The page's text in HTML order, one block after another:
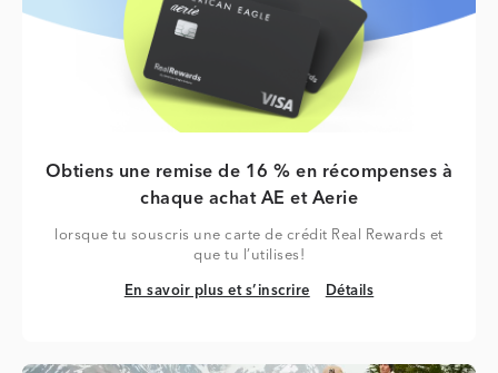
Obtiens une remise de 16 % en récompenses à
chaque achat AE et Aerie
lorsque tu souscris une carte de crédit Real Rewards et
que tu l’utilises!
En savoir plus et s’inscrire
En savoir plus et s’inscrire Détails
Détails